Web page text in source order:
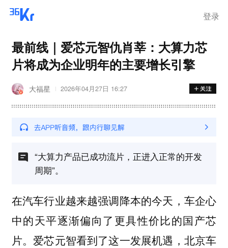
登录
最前线｜爱芯元智仇肖莘：大算力芯
片将成为企业明年的主要增长引擎
大福星 2026年04月27日 16:27
“大算力产品已成功流片，正进入正常的开发
周期”。
在汽车行业越来越强调降本的今天，车企心
中的天平逐渐偏向了更具性价比的国产芯
片。爱芯元智看到了这一发展机遇，北京车